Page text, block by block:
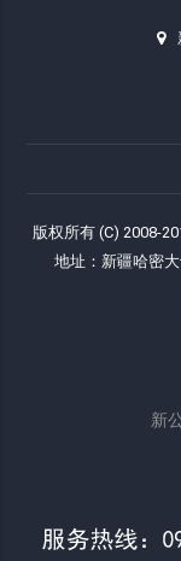
版权所有 (C) 2008-
地址：新疆哈密
新